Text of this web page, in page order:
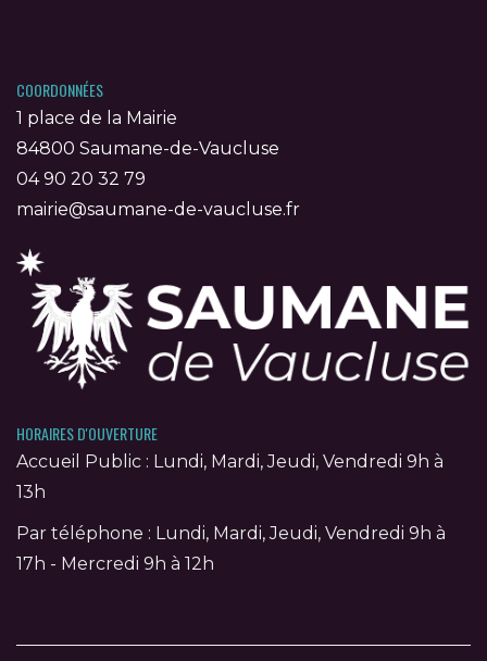
COORDONNÉES
1 place de la Mairie
84800 Saumane-de-Vaucluse
04 90 20 32 79
mairie@saumane-de-vaucluse.fr
HORAIRES D'OUVERTURE
Accueil Public : Lundi, Mardi, Jeudi, Vendredi 9h à
13h
Par téléphone : Lundi, Mardi, Jeudi, Vendredi 9h à
17h - Mercredi 9h à 12h